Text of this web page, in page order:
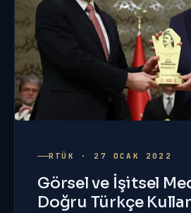
RTÜK · 27 OCAK 2022
Görsel ve İşitsel
Doğru Türkçe